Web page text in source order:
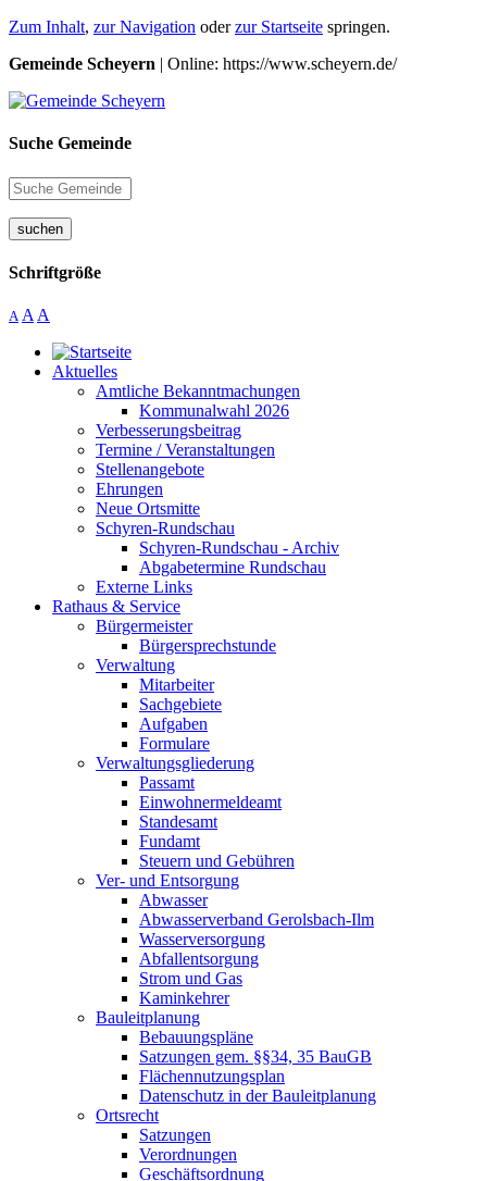
Zum Inhalt, zur Navigation oderzur Startseite springen.
Gemeinde Scheyern | Online: https://www.scheyern.de/
Suche Gemeinde
suchen
Schriftgröße
A A A
Aktuelles
Amtliche Bekanntmachungen
Kommunalwahl 2026
Verbesserungsbeitrag
Termine / Veranstaltungen
Stellenangebote
Ehrungen
Neue Ortsmitte
Schyren-Rundschau
Schyren-Rundschau - Archiv
Abgabetermine Rundschau
Externe Links
Rathaus & Service
Bürgermeister
Bürgersprechstunde
Verwaltung
Mitarbeiter
Sachgebiete
Aufgaben
Formulare
Verwaltungsgliederung
Passamt
Einwohnermeldeamt
Standesamt
Fundamt
Steuern und Gebühren
Ver- und Entsorgung
Abwasser
Abwasserverband Gerolsbach-Ilm
Wasserversorgung
Abfallentsorgung
Strom und Gas
Kaminkehrer
Bauleitplanung
Bebauungspläne
Satzungen gem. §§34, 35 BauGB
Flächennutzungsplan
Datenschutz in der Bauleitplanung
Ortsrecht
Satzungen
Verordnungen
Geschäftsordnung